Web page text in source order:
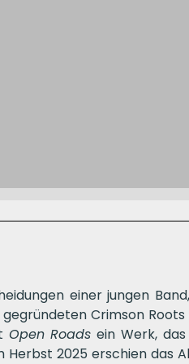
einer jungen
Crimson
Open Roads ein Werk,
Herbst 2025 erschien das